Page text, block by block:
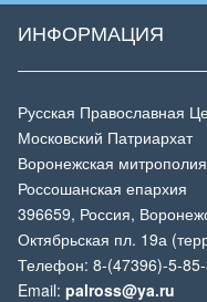
ИНФОРМАЦИЯ
Русская Православная
Московский Патриархат
Воронежская митрополия
Россошанская епархия
396659, Россия,
Октябрьская пл. 19а
Телефон: 8-(47396)-5-
Email: palross@ya.ru